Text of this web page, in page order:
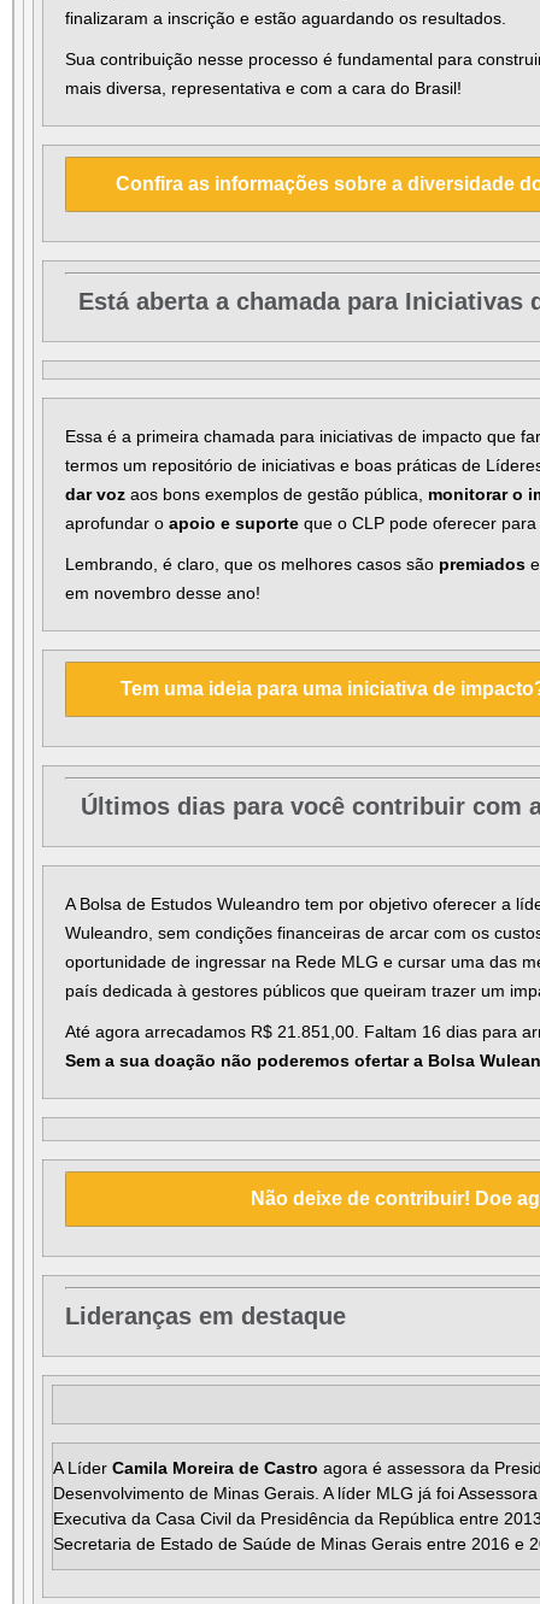
finalizaram a inscrição e estão aguardando os resultados.
Sua contribuição nesse processo é fundamental para
mais diversa, representativa e com a cara do Brasil!
Confira as informações sobre a diversidade
Está aberta a chamada para Iniciativas
Essa é a primeira chamada para iniciativas de impacto que
termos um repositório de iniciativas e boas práticas de
dar voz aos bons exemplos de gestão pública, monitorar o
aprofundar o apoio e suporte que o CLP pode oferecer
Lembrando, é claro, que os melhores casos são premiados
em novembro desse ano!
Tem uma ideia para uma iniciativa de
Últimos dias para você contribuir com
A Bolsa de Estudos Wuleandro tem por objetivo oferecer a
Wuleandro, sem condições financeiras de arcar com os
oportunidade de ingressar na Rede MLG e cursar uma das
país dedicada à gestores públicos que queiram trazer um
Até agora arrecadamos R$ 21.851,00. Faltam 16 dias para
Sem a sua doação não poderemos ofertar a Bolsa
Não deixe de contribuir! Doe
Lideranças em destaque
A Líder Camila Moreira de Castro agora é assessora da
Desenvolvimento de Minas Gerais. A líder MLG já foi
Executiva da Casa Civil da Presidência da República entre
Secretaria de Estado de Saúde de Minas Gerais entre 2016 e